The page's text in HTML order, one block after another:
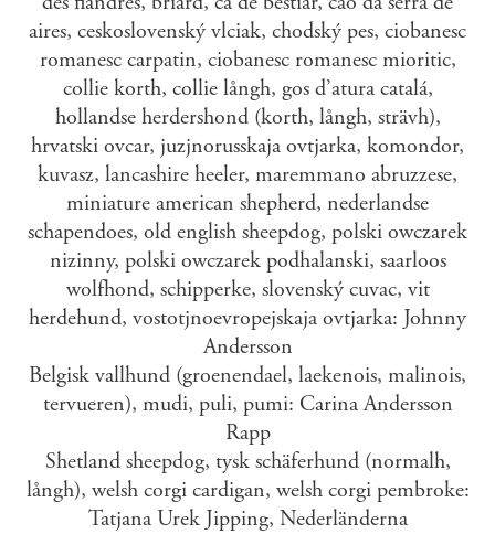
aires, ceskoslovenský vlciak, chodský pes, ciobanesc
romanesc carpatin, ciobanesc romanesc mioritic,
collie korth, collie långh, gos d’atura catalá,
hollandse herdershond (korth, långh, strävh),
hrvatski ovcar, juzjnorusskaja ovtjarka, komondor,
kuvasz, lancashire heeler, maremmano abruzzese,
miniature american shepherd, nederlandse
schapendoes, old english sheepdog, polski owczarek
nizinny, polski owczarek podhalanski, saarloos
wolfhond, schipperke, slovenský cuvac, vit
herdehund, vostotjnoevropejskaja ovtjarka: Johnny
Andersson
Belgisk vallhund (groenendael, laekenois, malinois,
tervueren), mudi, puli, pumi: Carina Andersson
Rapp
Shetland sheepdog, tysk schäferhund (normalh,
långh), welsh corgi cardigan, welsh corgi pembroke:
Tatjana Urek Jipping, Nederländerna